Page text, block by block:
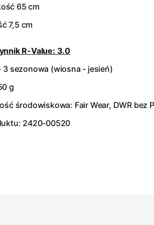
65 cm
7,5 cm
R-Value: 3.0
3 sezonowa (wiosna - jesień)
g
środowiskowa: Fair Wear, DWR bez
2420-00520